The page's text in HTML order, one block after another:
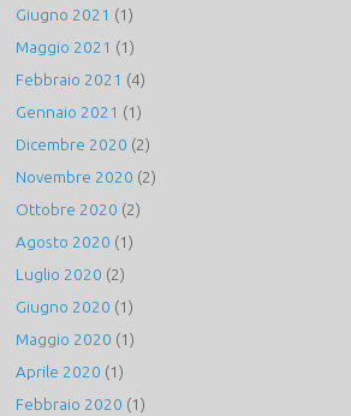
Giugno 2021 (1)
Maggio 2021 (1)
Febbraio 2021 (4)
Gennaio 2021 (1)
Dicembre 2020 (2)
Novembre 2020 (2)
Ottobre 2020 (2)
Agosto 2020 (1)
Luglio 2020 (2)
Giugno 2020 (1)
Maggio 2020 (1)
Aprile 2020 (1)
Febbraio 2020 (1)